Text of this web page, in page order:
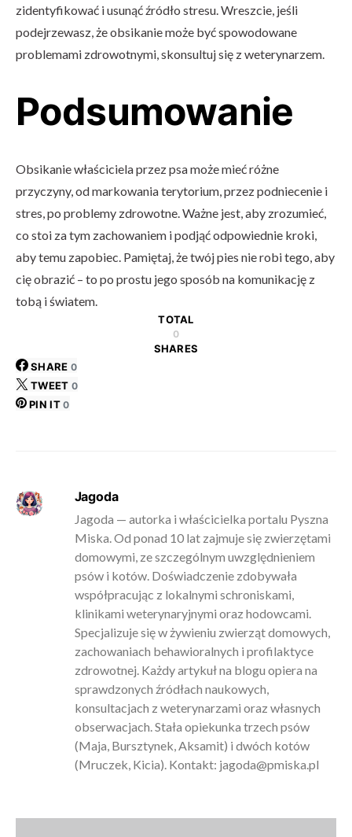
zidentyfikować i usunąć źródło stresu. Wreszcie, jeśli
podejrzewasz, że obsikanie może być spowodowane
problemami zdrowotnymi, skonsultuj się z weterynarzem.
Podsumowanie
Obsikanie właściciela przez psa może mieć różne
przyczyny, od markowania terytorium, przez podniecenie i
stres, po problemy zdrowotne. Ważne jest, aby zrozumieć,
co stoi za tym zachowaniem i podjąć odpowiednie kroki,
aby temu zapobiec. Pamiętaj, że twój pies nie robi tego, aby
cię obrazić – to po prostu jego sposób na komunikację z
tobą i światem.
TOTAL
0
SHARES
SHARE 0
TWEET 0
PIN IT 0
Jagoda
Jagoda — autorka i właścicielka portalu Pyszna
Miska. Od ponad 10 lat zajmuje się zwierzętami
domowymi, ze szczególnym uwzględnieniem
psów i kotów. Doświadczenie zdobywała
współpracując z lokalnymi schroniskami,
klinikami weterynaryjnymi oraz hodowcami.
Specjalizuje się w żywieniu zwierząt domowych,
zachowaniach behawioralnych i profilaktyce
zdrowotnej. Każdy artykuł na blogu opiera na
sprawdzonych źródłach naukowych,
konsultacjach z weterynarzami oraz własnych
obserwacjach. Stała opiekunka trzech psów
(Maja, Bursztynek, Aksamit) i dwóch kotów
(Mruczek, Kicia). Kontakt: jagoda@pmiska.pl